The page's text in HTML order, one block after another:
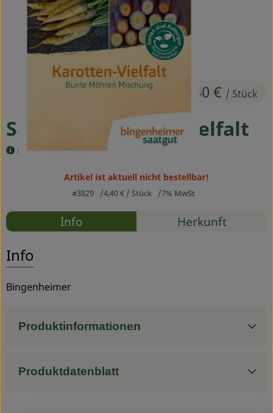
Ökokisten
Obst & Gemüse
Kühltheke
Backwaren
So geht's
Blog & Aktuelles
Service
Saatgut Karotten Vielfalt
Bingenheimer
4,40 € / Stück
Artikel ist aktuell nicht bestellbar!
#3829 4,40 € / Stück 7% MwSt
Rezepte
Info Herkunft
Info
Bingenheimer
Produktinformationen
Produktdatenblatt